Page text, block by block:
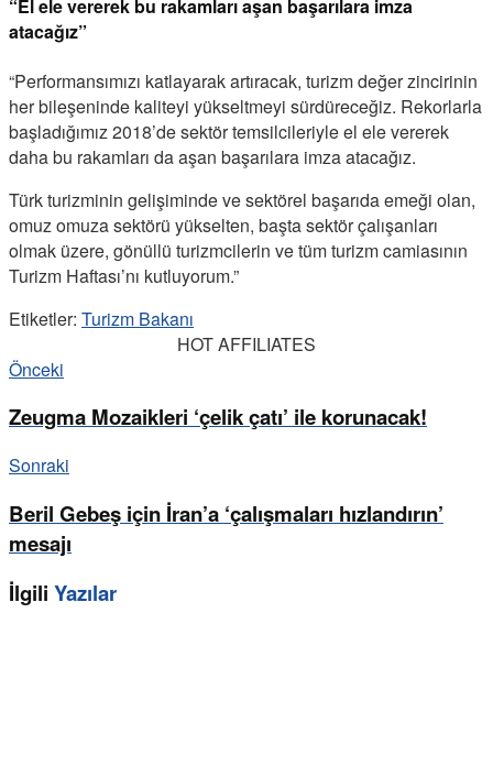
“El ele vererek bu rakamları aşan başarılara imza
atacağız”
“Performansımızı katlayarak artıracak, turizm değer zincirinin
her bileşeninde kaliteyi yükseltmeyi sürdüreceğiz. Rekorlarla
başladığımız 2018’de sektör temsilcileriyle el ele vererek
daha bu rakamları da aşan başarılara imza atacağız.
Türk turizminin gelişiminde ve sektörel başarıda emeği olan,
omuz omuza sektörü yükselten, başta sektör çalışanları
olmak üzere, gönüllü turizmcilerin ve tüm turizm camiasının
Turizm Haftası’nı kutluyorum.”
Etiketler: Turizm Bakanı
HOT AFFILIATES
Önceki
Zeugma Mozaikleri ‘çelik çatı’ ile korunacak!
Sonraki
Beril Gebeş için İran’a ‘çalışmaları hızlandırın’
mesajı
İlgili Yazılar